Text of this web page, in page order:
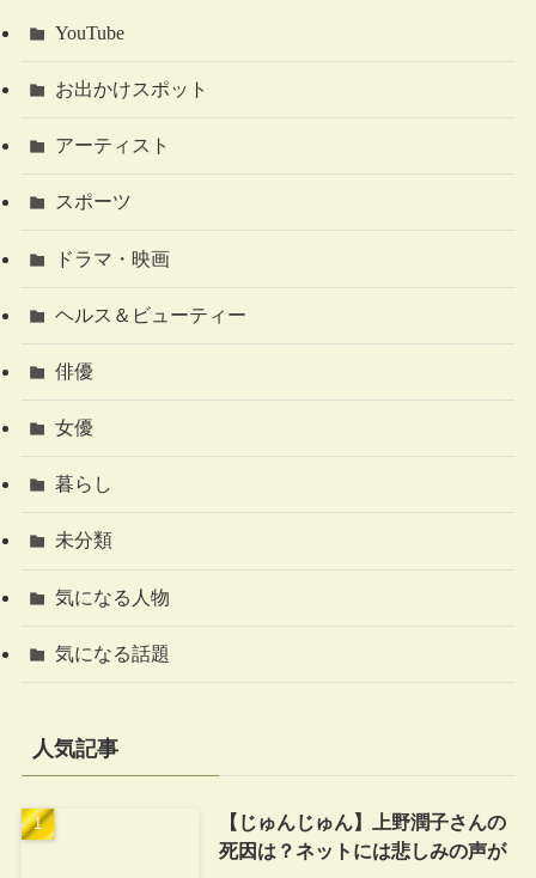
YouTube
お出かけスポット
アーティスト
スポーツ
ドラマ・映画
ヘルス＆ビューティー
俳優
女優
暮らし
未分類
気になる人物
気になる話題
人気記事
【じゅんじゅん】上野潤子さんの
死因は？ネットには悲しみの声が